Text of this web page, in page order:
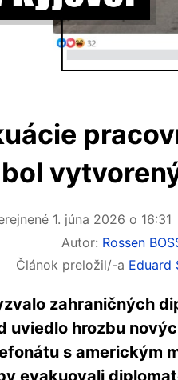
1. júna 2026 o 16:31
Autor: Rossen
Článok preložil/-a Eduard
zahraničných
uviedlo hrozbu
s americkým
evakuovali